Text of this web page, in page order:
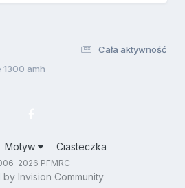
Cała aktywność
1300 amh
Motyw Ciasteczka
2026 PFMRC
Invision Community